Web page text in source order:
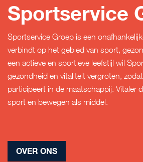
Sportservice
Sportservice Groep is een
verbindt op het gebied van sport,
een actieve en sportieve leefstijl wil
gezondheid en vitaliteit vergroten,
participeert in de maatschappij. Vitaler
sport en bewegen als middel.
OVER ONS